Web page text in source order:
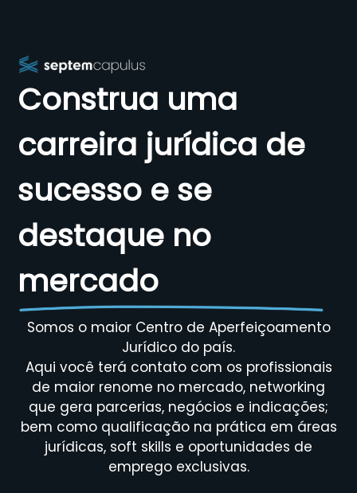
Construa uma
carreira jurídica de
sucesso e se
destaque no
mercado
Somos o maior Centro de Aperfeiçoamento
Jurídico do país.
Aqui você terá contato com os profissionais
de maior renome no mercado, networking
que gera parcerias, negócios e indicações;
bem como qualificação na prática em áreas
jurídicas, soft skills e oportunidades de
emprego exclusivas.